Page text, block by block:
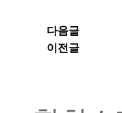
다음글
이전글